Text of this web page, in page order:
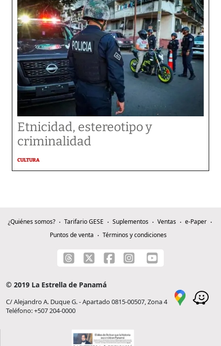
Etnicidad, estereotipo y
criminalidad
CULTURA
¿Quiénes somos? Tarifario GESE Suplementos Ventas
e-Paper
Puntos de venta
Términos y condiciones
© 2019 La Estrella de Panamá
C/ Alejandro A. Duque G. - Apartado 0815-00507, Zona 4
Teléfono: +507 204-0000